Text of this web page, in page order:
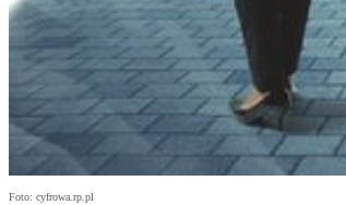
Foto: cyfrowa.rp.pl